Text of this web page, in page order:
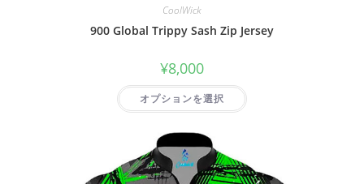
CoolWick
900 Global Trippy Sash Zip Jersey
¥8,000
オプションを選択